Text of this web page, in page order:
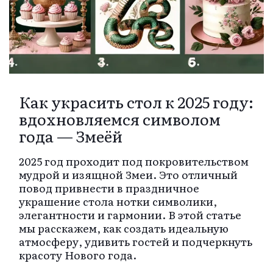
Как украсить стол к 2025 году:
вдохновляемся символом
года — Змеёй
2025 год проходит под покровительством
мудрой и изящной Змеи. Это отличный
повод привнести в праздничное
украшение стола нотки символики,
элегантности и гармонии. В этой статье
мы расскажем, как создать идеальную
атмосферу, удивить гостей и подчеркнуть
красоту Нового года.